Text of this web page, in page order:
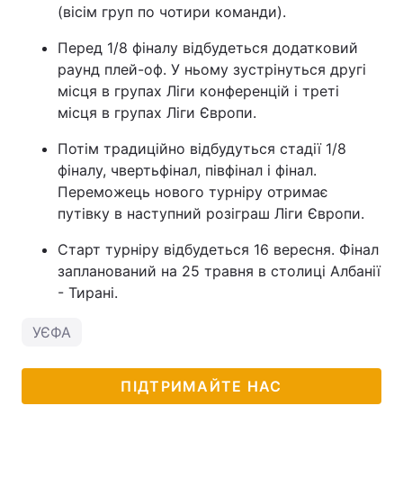
(вісім груп по чотири команди).
Перед 1/8 фіналу відбудеться додатковий
раунд плей-оф. У ньому зустрінуться другі
місця в групах Ліги конференцій і треті
місця в групах Ліги Європи.
Потім традиційно відбудуться стадії 1/8
фіналу, чвертьфінал, півфінал і фінал.
Переможець нового турніру отримає
путівку в наступний розіграш Ліги Європи.
Старт турніру відбудеться 16 вересня. Фінал
запланований на 25 травня в столиці Албанії
- Тирані.
УЄФА
ПІДТРИМАЙТЕ НАС